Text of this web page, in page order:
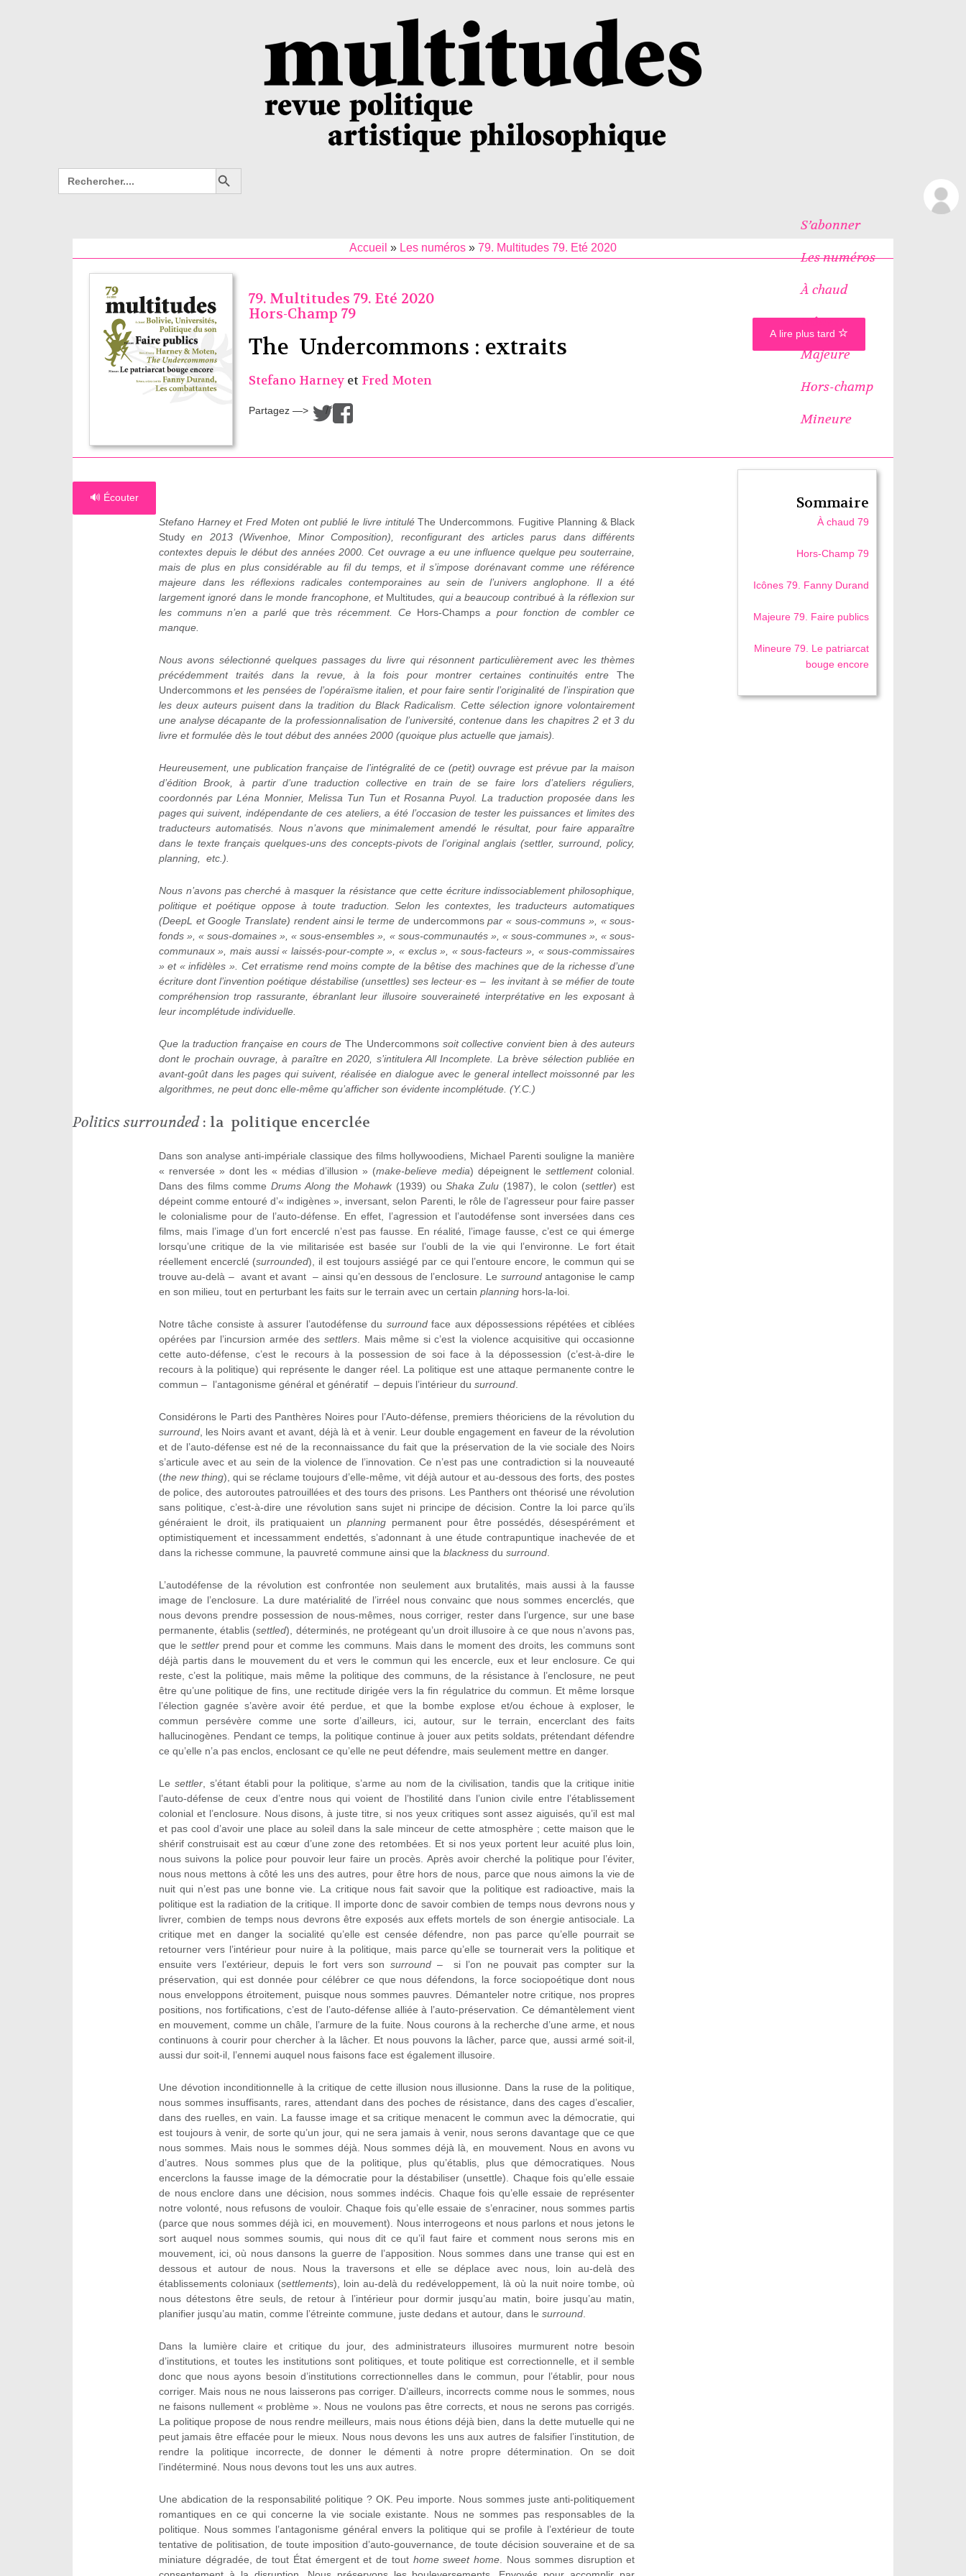
Search
for:
Search Button
S’abonner
Les numéros
À chaud
Icônes
Majeure
Hors-champ
Mineure
Accueil » Les numéros» 79. Multitudes 79. Eté 2020
79. Multitudes 79. Eté 2020
Hors-Champ 79
The Undercommons : extraits
Stefano Harney et Fred Moten
Partagez —> /
🔊 Écouter
Stefano Harney et Fred Moten ont publié le livre intituléThe Undercommons
Fugitive Planning & Black
Studyen 2013 (Wivenhoe, Minor Composition), reconfigurant des articles parus dans différents
contextes depuis le début des années 2000. Cet ouvrage a eu une influence quelque peu souterraine,
mais de plus en plus considérable au fil du temps, et il s’impose dorénavant comme une référence
majeure dans les réflexions radicales contemporaines au sein de l’univers anglophone. Il a été
largement ignoré dans le monde francophone, et Multitudes , qui a beaucoup contribué à la réflexion sur
les communs n’en a parlé que très récemment. Ce Hors-Champsa pour fonction de combler ce
manque.
Nous avons sélectionné quelques passages du livre qui résonnent particulièrement avec les thèmes
précédemment traités dans la revue, à la fois pour montrer certaines continuités entreThe
Undercommons et les pensées de l’opéraïsme italien, et pour faire sentir l’originalité de l’inspiration que
les deux auteurs puisent dans la tradition du Black Radicalism. Cette sélection ignore volontairement
une analyse décapante de la professionnalisation de l’université, contenue dans les chapitres 2 et 3 du
livre et formulée dès le tout début des années 2000 (quoique plus actuelle que jamais).
Heureusement, une publication française de l’intégralité de ce (petit) ouvrage est prévue par la maison
d’édition Brook, à partir d’une traduction collective en train de se faire lors d’ateliers réguliers,
coordonnés par Léna Monnier, Melissa Tun Tun et Rosanna Puyol. La traduction proposée dans les
pages qui suivent, indépendante de ces ateliers, a été l’occasion de tester les puissances et limites des
traducteurs automatisés. Nous n’avons que minimalement amendé le résultat, pour faire apparaître
dans le texte français quelques-uns des concepts-pivots de l’original anglais (settler, surround, policy,
planning, etc.).
Nous n’avons pas cherché à masquer la résistance que cette écriture indissociablement philosophique,
politique et poétique oppose à toute traduction. Selon les contextes, les traducteurs automatiques
(DeepL et Google Translate) rendent ainsi le terme de undercommonspar « sous-communs », « sous-
fonds », « sous-domaines », « sous-ensembles », « sous-communautés », « sous-communes », « sous-
communaux », mais aussi « laissés-pour-compte », « exclus », « sous-facteurs », « sous-commissaires
» et « infidèles ». Cet erratisme rend moins compte de la bêtise des machines que de la richesse d’une
écriture dont l’invention poétique déstabilise (unsettles) ses lecteur·es – les invitant à se méfier de toute
compréhension trop rassurante, ébranlant leur illusoire souveraineté interprétative en les exposant à
leur incomplétude individuelle.
Que la traduction française en cours deThe Undercommonssoit collective convient bien à des auteurs
dont le prochain ouvrage, à paraître en 2020, s’intitulera All Incomplete. La brève sélection publiée en
avant-goût dans les pages qui suivent, réalisée en dialogue avec le general intellect moissonné par les
algorithmes, ne peut donc elle-même qu’afficher son évidente incomplétude. (Y.C.)
Politics surrounded: la politique encerclée
Dans son analyse anti-impériale classique des films hollywoodiens, Michael Parenti souligne la manière
« renversée » dont les « médias d’illusion » (make-believe media) dépeignent lesettlementcolonial.
Dans des films comme Drums Along the Mohawk(1939) ouShaka Zulu (1987), le colon (settler) est
dépeint comme entouré d’« indigènes », inversant, selon Parenti, le rôle de l’agresseur pour faire passer
le colonialisme pour de l’auto-défense. En effet, l’agression et l’autodéfense sont inversées dans ces
films, mais l’image d’un fort encerclé n’est pas fausse. En réalité, l’image fausse, c’est ce qui émerge
lorsqu’une critique de la vie militarisée est basée sur l’oubli de la vie qui l’environne. Le fort était
réellement encerclé (surrounded), il est toujours assiégé par ce qui l’entoure encore, le commun qui se
trouve au-delà – avant et avant – ainsi qu’en dessous de l’enclosure. Le surroundantagonise le camp
en son milieu, tout en perturbant les faits sur le terrain avec un certain planninghors-la-loi.
Notre tâche consiste à assurer l’autodéfense du surroundface aux dépossessions répétées et ciblées
opérées par l’incursion armée des settlers. Mais même si c’est la violence acquisitive qui occasionne
cette auto-défense, c’est le recours à la possession de soi face à la dépossession (c’est-à-dire le
recours à la politique) qui représente le danger réel. La politique est une attaque permanente contre le
commun – l’antagonisme général et génératif – depuis l’intérieur du surround.
Considérons le Parti des Panthères Noires pour l’Auto-défense, premiers théoriciens de la révolution du
surround, les Noirs avant et avant, déjà là et à venir. Leur double engagement en faveur de la révolution
et de l’auto-défense est né de la reconnaissance du fait que la préservation de la vie sociale des Noirs
s’articule avec et au sein de la violence de l’innovation. Ce n’est pas une contradiction si la nouveauté
(the new thing), qui se réclame toujours d’elle-même, vit déjà autour et au-dessous des forts, des postes
de police, des autoroutes patrouillées et des tours des prisons. Les Panthers ont théorisé une révolution
sans politique, c’est-à-dire une révolution sans sujet ni principe de décision. Contre la loi parce qu’ils
généraient le droit, ils pratiquaient unplanning permanent pour être possédés, désespérément et
optimistiquement et incessamment endettés, s’adonnant à une étude contrapuntique inachevée de et
dans la richesse commune, la pauvreté commune ainsi que la blacknessdu surround.
L’autodéfense de la révolution est confrontée non seulement aux brutalités, mais aussi à la fausse
image de l’enclosure. La dure matérialité de l’irréel nous convainc que nous sommes encerclés, que
nous devons prendre possession de nous-mêmes, nous corriger, rester dans l’urgence, sur une base
permanente, établis (settled), déterminés, ne protégeant qu’un droit illusoire à ce que nous n’avons pas,
que le settlerprend pour et comme les communs. Mais dans le moment des droits, les communs sont
déjà partis dans le mouvement du et vers le commun qui les encercle, eux et leur enclosure. Ce qui
reste, c’est la politique, mais même la politique des communs, de la résistance à l’enclosure, ne peut
être qu’une politique de fins, une rectitude dirigée vers la fin régulatrice du commun. Et même lorsque
l’élection gagnée s’avère avoir été perdue, et que la bombe explose et/ou échoue à exploser, le
commun persévère comme une sorte d’ailleurs, ici, autour, sur le terrain, encerclant des faits
hallucinogènes. Pendant ce temps, la politique continue à jouer aux petits soldats, prétendant défendre
ce qu’elle n’a pas enclos, enclosant ce qu’elle ne peut défendre, mais seulement mettre en danger.
Le settler, s’étant établi pour la politique, s’arme au nom de la civilisation, tandis que la critique initie
l’auto-défense de ceux d’entre nous qui voient de l’hostilité dans l’union civile entre l’établissement
colonial et l’enclosure. Nous disons, à juste titre, si nos yeux critiques sont assez aiguisés, qu’il est mal
et pas cool d’avoir une place au soleil dans la sale minceur de cette atmosphère ; cette maison que le
shérif construisait est au cœur d’une zone des retombées. Et si nos yeux portent leur acuité plus loin,
nous suivons la police pour pouvoir leur faire un procès. Après avoir cherché la politique pour l’éviter,
nous nous mettons à côté les uns des autres, pour être hors de nous, parce que nous aimons la vie de
nuit qui n’est pas une bonne vie. La critique nous fait savoir que la politique est radioactive, mais la
politique est la radiation de la critique. Il importe donc de savoir combien de temps nous devrons nous y
livrer, combien de temps nous devrons être exposés aux effets mortels de son énergie antisociale. La
critique met en danger la socialité qu’elle est censée défendre, non pas parce qu’elle pourrait se
retourner vers l’intérieur pour nuire à la politique, mais parce qu’elle se tournerait vers la politique et
ensuite vers l’extérieur, depuis le fort vers sonsurround – si l’on ne pouvait pas compter sur la
préservation, qui est donnée pour célébrer ce que nous défendons, la force sociopoétique dont nous
nous enveloppons étroitement, puisque nous sommes pauvres. Démanteler notre critique, nos propres
positions, nos fortifications, c’est de l’auto-défense alliée à l’auto-préservation. Ce démantèlement vient
en mouvement, comme un châle, l’armure de la fuite. Nous courons à la recherche d’une arme, et nous
continuons à courir pour chercher à la lâcher. Et nous pouvons la lâcher, parce que, aussi armé soit-il,
aussi dur soit-il, l’ennemi auquel nous faisons face est également illusoire.
Une dévotion inconditionnelle à la critique de cette illusion nous illusionne. Dans la ruse de la politique,
nous sommes insuffisants, rares, attendant dans des poches de résistance, dans des cages d’escalier,
dans des ruelles, en vain. La fausse image et sa critique menacent le commun avec la démocratie, qui
est toujours à venir, de sorte qu’un jour, qui ne sera jamais à venir, nous serons davantage que ce que
nous sommes. Mais nous le sommes déjà. Nous sommes déjà là, en mouvement. Nous en avons vu
d’autres. Nous sommes plus que de la politique, plus qu’établis, plus que démocratiques. Nous
encerclons la fausse image de la démocratie pour la déstabiliser (unsettle). Chaque fois qu’elle essaie
de nous enclore dans une décision, nous sommes indécis. Chaque fois qu’elle essaie de représenter
notre volonté, nous refusons de vouloir. Chaque fois qu’elle essaie de s’enraciner, nous sommes partis
(parce que nous sommes déjà ici, en mouvement). Nous interrogeons et nous parlons et nous jetons le
sort auquel nous sommes soumis, qui nous dit ce qu’il faut faire et comment nous serons mis en
mouvement, ici, où nous dansons la guerre de l’apposition. Nous sommes dans une transe qui est en
dessous et autour de nous. Nous la traversons et elle se déplace avec nous, loin au-delà des
établissements coloniaux (settlements), loin au-delà du redéveloppement, là où la nuit noire tombe, où
nous détestons être seuls, de retour à l’intérieur pour dormir jusqu’au matin, boire jusqu’au matin,
planifier jusqu’au matin, comme l’étreinte commune, juste dedans et autour, dans le surround.
Dans la lumière claire et critique du jour, des administrateurs illusoires murmurent notre besoin
d’institutions, et toutes les institutions sont politiques, et toute politique est correctionnelle, et il semble
donc que nous ayons besoin d’institutions correctionnelles dans le commun, pour l’établir, pour nous
corriger. Mais nous ne nous laisserons pas corriger. D’ailleurs, incorrects comme nous le sommes, nous
ne faisons nullement « problème ». Nous ne voulons pas être corrects, et nous ne serons pas corrigés.
La politique propose de nous rendre meilleurs, mais nous étions déjà bien, dans la dette mutuelle qui ne
peut jamais être effacée pour le mieux. Nous nous devons les uns aux autres de falsifier l’institution, de
rendre la politique incorrecte, de donner le démenti à notre propre détermination. On se doit
l’indéterminé. Nous nous devons tout les uns aux autres.
Une abdication de la responsabilité politique ? OK. Peu importe. Nous sommes juste anti-politiquement
romantiques en ce qui concerne la vie sociale existante. Nous ne sommes pas responsables de la
politique. Nous sommes l’antagonisme général envers la politique qui se profile à l’extérieur de toute
tentative de politisation, de toute imposition d’auto-gouvernance, de toute décision souveraine et de sa
miniature dégradée, de tout État émergent et de tout home sweet home . Nous sommes disruption et
A lire plus tard
Sommaire
À chaud 79
Hors-Champ 79
Icônes 79. Fanny Durand
Majeure 79. Faire publics
Mineure 79. Le patriarcat
bouge encore